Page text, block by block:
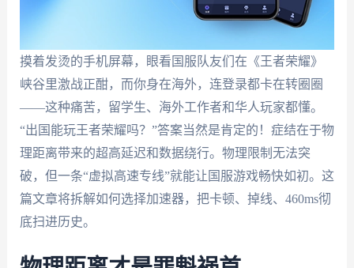
摸着发烫的手机屏幕，眼看国服队友们在《王者荣耀》
峡谷里激战正酣，而你身在海外，连登录都卡在转圈圈
——这种痛苦，留学生、海外工作者和华人玩家都懂。
“出国能玩王者荣耀吗？”答案当然是肯定的！症结在于物
理距离带来的超高延迟和数据绕行。物理限制无法突
破，但一条“虚拟高速专线”就能让国服游戏畅快如初。这
篇文章将拆解如何选择加速器，把卡顿、掉线、460ms彻
底扫进历史。